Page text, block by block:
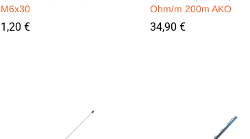
M6x30
1,20 €
1,20 €
Ohm/m 200m AKO
34,90 €
34,90 €